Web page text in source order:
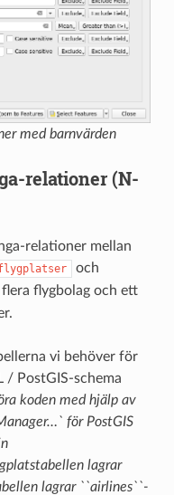
med barnvärden
relationer (N-
relationer mellan
och
flygbolag och ett
vi behöver för
PostGIS-schema
koden med hjälp av
för PostGIS
lagrar
lagrar ``airlines``-